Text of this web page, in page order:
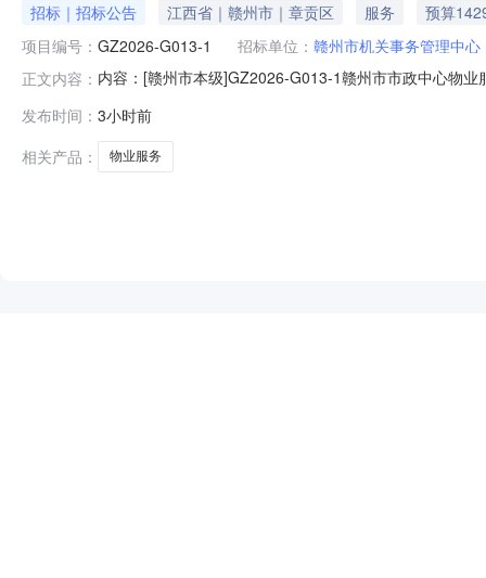
招标｜招标公告 江西省｜赣州市｜章贡区 服务
预算
项目编号： GZ2026-G013-1 招标单位： 赣州市机关事务管理中心
正文内容： 内容：[赣州市本级]GZ2026-G013-1赣州市市政中心物
https://www.jxsggzy.cn）获取招标文件，并于2026年09
发布时间： 3小时前
相关产品：
物业服务